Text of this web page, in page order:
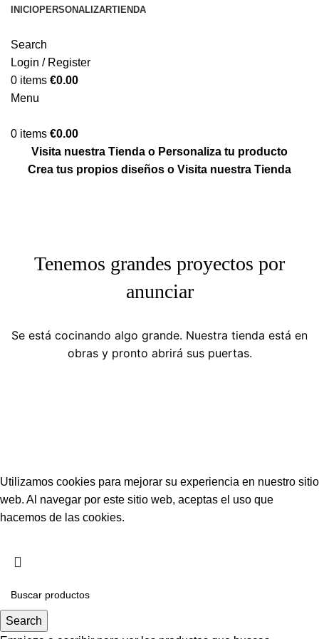
INICIOPERSONALIZARTIENDA
Search
Login / Register
0 items €0.00
Menu
0 items €0.00
Visita nuestra Tienda o Personaliza tu producto
Crea tus propios diseños o Visita nuestra Tienda
Tenemos grandes proyectos por
anunciar
Se está cocinando algo grande. Nuestra tienda está en
obras y pronto abrirá sus puertas.
Utilizamos cookies para mejorar su experiencia en nuestro sitio
web. Al navegar por este sitio web, aceptas el uso que
hacemos de las cookies.
Search